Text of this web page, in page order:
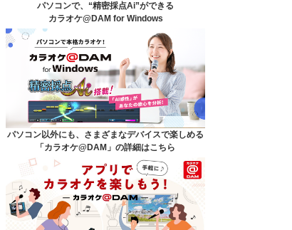
DAM★とも動画
DAM★とも録音
カラオケ＠DAM
ユーザー検索
キャンペーン
よくあるご質問
パソコンで、“精密採点Ai”ができる
カラオケ@DAM for Windows
パソコン以外にも、さまざまなデバイスで楽しめる
「カラオケ@DAM」の詳細はこちら